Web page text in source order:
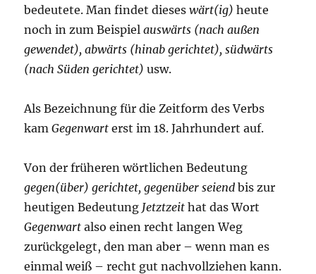
bedeutete. Man findet dieseswärt(ig) heute
noch in zum Beispielauswärts (nach außen
gewendet), abwärts (hinab gerichtet), südwärts
(nach Süden gerichtet)usw.
Als Bezeichnung für die Zeitform des Verbs
kamGegenwart erst im 18. Jahrhundert auf.
Von der früheren wörtlichen Bedeutung
gegen(über) gerichtet, gegenüber seiend bis zur
heutigen Bedeutung Jetztzeit hat das Wort
Gegenwart also einen recht langen Weg
zurückgelegt, den man aber – wenn man es
einmal weiß – recht gut nachvollziehen kann.